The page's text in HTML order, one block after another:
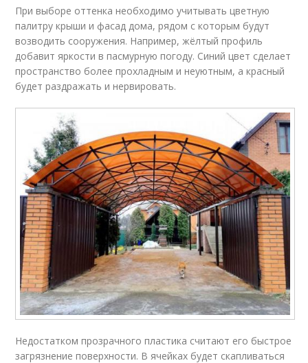
При выборе оттенка необходимо учитывать цветную
палитру крыши и фасад дома, рядом с которым будут
возводить сооружения. Например, жёлтый профиль
добавит яркости в пасмурную погоду. Синий цвет сделает
пространство более прохладным и неуютным, а красный
будет раздражать и нервировать.
Недостатком прозрачного пластика считают его быстрое
загрязнение поверхности. В ячейках будет скапливаться